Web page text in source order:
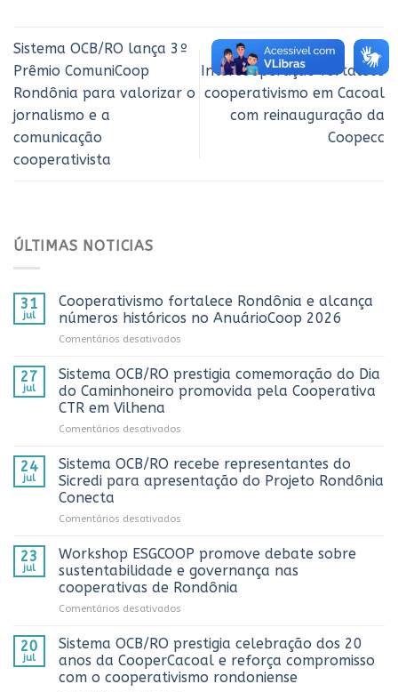
Sistema OCB/RO lança 3º
Prêmio ComuniCoop
Rondônia para valorizar o
jornalismo e a
comunicação
cooperativista
Intercooperação fortalece
cooperativismo em Cacoal
com reinauguração da
Coopecc
ÚLTIMAS NOTICIAS
31
jul
Cooperativismo fortalece Rondônia e alcança
números históricos no AnuárioCoop 2026
Comentários desativados
fortalece
Rondônia
e
no
AnuárioCoop
2026
27
jul
Sistema OCB/RO prestigia comemoração do Dia
do Caminhoneiro promovida pela Cooperativa
CTR em Vilhena
Comentários desativados
OCB/RO
prestigia
comemoração
Caminhoneiro
promovida
pela
Cooperativa
Vilhena
24
jul
Sistema OCB/RO recebe representantes do
Sicredi para apresentação do Projeto Rondônia
Conecta
Comentários desativados
OCB/RO
recebe
representantes
do
apresentação
Projeto
Rondônia
23
jul
Workshop ESGCOOP promove debate sobre
sustentabilidade e governança nas
cooperativas de Rondônia
Comentários desativados
ESGCOOP
promove
debate
sobre
20
jul
Sistema OCB/RO prestigia celebração dos 20
anos da CooperCacoal e reforça compromisso
com o cooperativismo rondoniense